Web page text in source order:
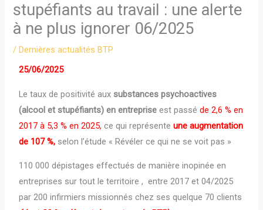
stupéfiants au travail : une alerte
à ne plus ignorer 06/2025
/Dernières actualités BTP
25/06/2025
Le taux de positivité aux substances psychoactives
(alcool et stupéfiants) en entreprise est passéde 2,6 % en
2017 à 5,3 % en 2025, ce qui représenteune augmentation
de 107 %, selon l’étude « Révéler ce qui ne se voit pas »
110 000 dépistages effectués de manière inopinée en
entreprises sur tout le territoire , entre 2017 et 04/2025
par 200 infirmiers missionnés chez ses quelque 70 clients